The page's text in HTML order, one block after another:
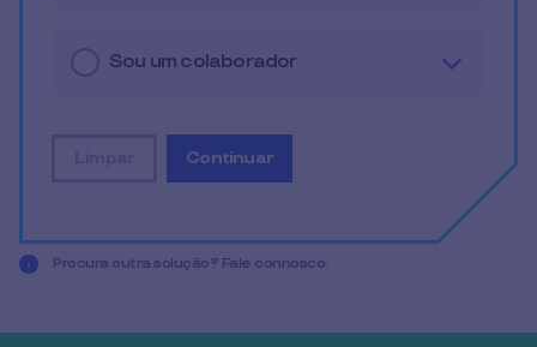
Saiba quanto pode ganhar.
Introduza os dados no simulador e poupe mais, sem
Sou um colaborador
redefinir todos os dados de entrada
Continuarexibir o resultado da simulação
Procura outra solução? Fale connosco.